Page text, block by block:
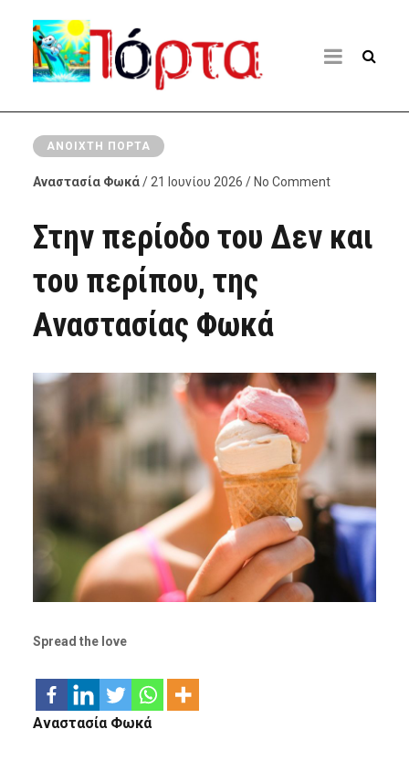
ΑΝΟΙΧΤΉ ΠΌΡΤΑ
Αναστασία Φωκά/ 21 Ιουνίου 2026 / No Comment
Στην περίοδο του Δεν και
του περίπου, της
Αναστασίας Φωκά
Spread the love
Αναστασία Φωκά